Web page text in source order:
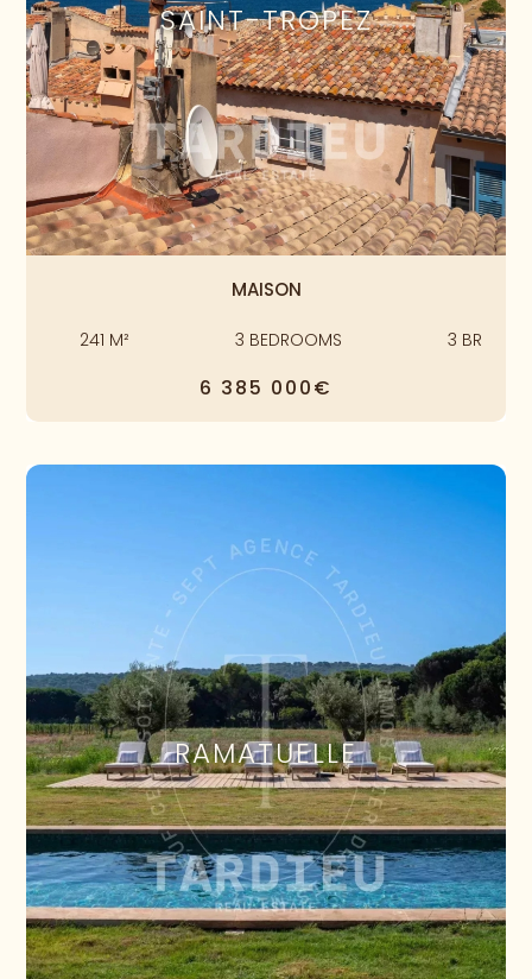
SAINT-TROPEZ
MAISON
241 M² 3 BEDROOMS 3 BR
6 385 000€
RAMATUELLE